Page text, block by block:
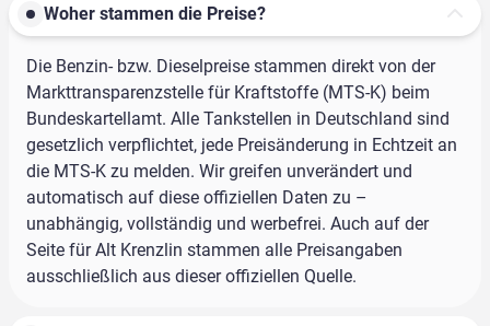
Woher stammen die Preise?
Die Benzin- bzw. Dieselpreise stammen direkt von der
Markttransparenzstelle für Kraftstoffe (MTS-K) beim
Bundeskartellamt. Alle Tankstellen in Deutschland sind
gesetzlich verpflichtet, jede Preisänderung in Echtzeit an
die MTS-K zu melden. Wir greifen unverändert und
automatisch auf diese offiziellen Daten zu –
unabhängig, vollständig und werbefrei. Auch auf der
Seite für Alt Krenzlin stammen alle Preisangaben
ausschließlich aus dieser offiziellen Quelle.